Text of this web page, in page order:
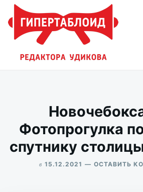
Перейти
содержимому
Искать:
Фотопрогулка
спутнику
в 15.12.2021 ОСТАВИТЬ